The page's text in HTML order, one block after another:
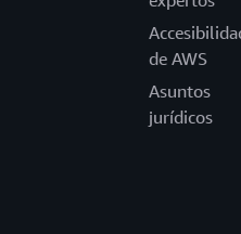
de AWS
Asuntos
jurídicos